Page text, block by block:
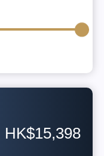
HK$15,398